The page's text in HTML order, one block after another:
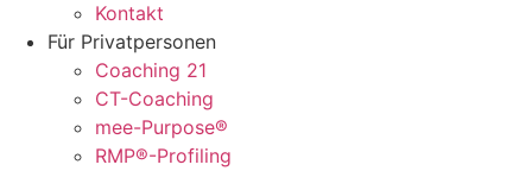
Kontakt
Für Privatpersonen
Coaching 21
CT-Coaching
mee-Purpose®
RMP®-Profiling